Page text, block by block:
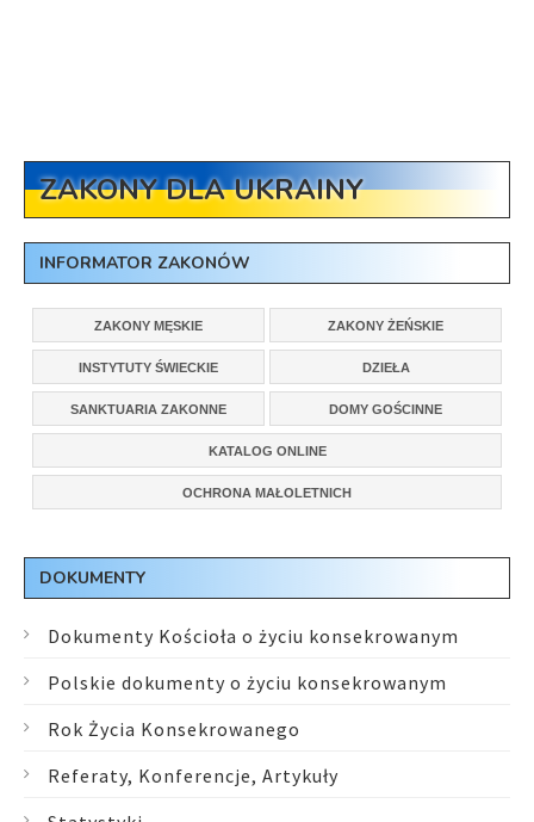
ZAKONY DLA UKRAINY
INFORMATOR ZAKONÓW
ZAKONY MĘSKIE ZAKONY ŻEŃSKIE
INSTYTUTY ŚWIECKIE DZIEŁA
SANKTUARIA ZAKONNE DOMY GOŚCINNE
KATALOG ONLINE
OCHRONA MAŁOLETNICH
DOKUMENTY
Dokumenty Kościoła o życiu konsekrowanym
Polskie dokumenty o życiu konsekrowanym
Rok Życia Konsekrowanego
Referaty, Konferencje, Artykuły